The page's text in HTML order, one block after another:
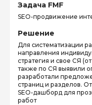
Задача FMF
SEO-продвижение
Решение
Для систематизации
направления
стратегия и свое СЯ
также по СЯ выявили
разработали
страниц и разделов.
SEO-дашборд для
работ